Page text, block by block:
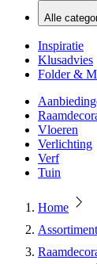
Alle
Inspiratie
Klusadvies
Folder &
Vloeren
Verlichting
Verf
Tuin
Home
Assortiment